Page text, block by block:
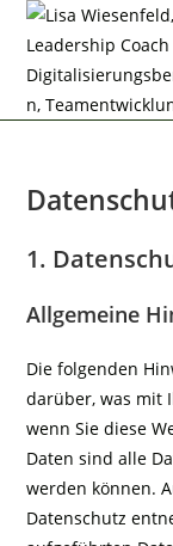
Zum
Inhalt
springen
1.
Allgemeine
Die folgenden
darüber, was mit
wenn Sie diese
Daten sind alle
werden können.
Datenschutz